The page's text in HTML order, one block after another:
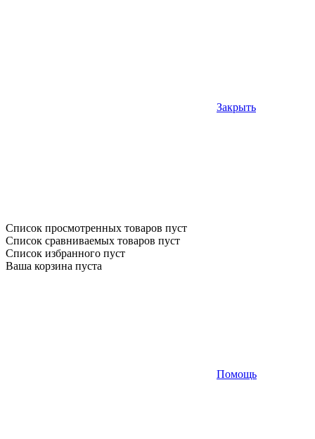
Закрыть
Список просмотренных товаров пуст
Список сравниваемых товаров пуст
Список избранного пуст
Ваша корзина пуста
Помощь